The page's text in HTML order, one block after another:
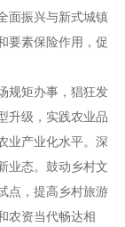
面振兴与新式城镇
要素保险作用，促
规矩办事，猖狂发
升级，实践农业品
业产业化水平。深
业态。鼓动乡村文
点，提高乡村旅游
农资当代畅达相